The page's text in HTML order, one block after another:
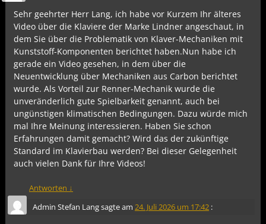
Sehr geehrter Herr Lang, ich habe vor Kurzem Ihr älteres
Video über die Klaviere der Marke Lindner angeschaut, in
dem Sie über die Problematik von Klaver-Mechaniken mit
Kunststoff-Komponenten berichtet haben.Nun habe ich
gerade ein Video gesehen, in dem über die
Neuentwicklung über Mechaniken aus Carbon berichtet
wurde. Als Vorteil zur Renner-Mechanik wurde die
unveränderlich gute Spielbarkeit genannt, auch bei
ungünstigen klimatischen Bedingungen. Dazu würde mich
mal Ihre Meinung interessieren. Haben Sie schon
Erfahrungen damit gemacht? Wird das der zukünftige
Standard im Klavierbau werden? Bei dieser Gelegenheit
auch vielen Dank für Ihre Videos!
Antworten ↓
Admin Stefan Langsagte am 24. Juli 2026 um 17:42 :